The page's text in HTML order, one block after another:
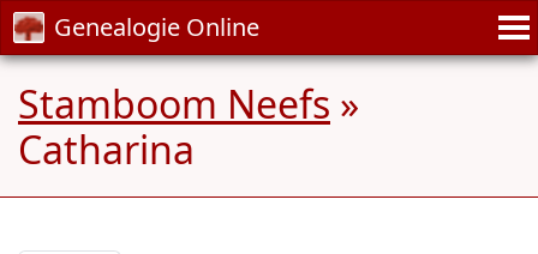
Genealogie Online
Stamboom Neefs »
Catharina